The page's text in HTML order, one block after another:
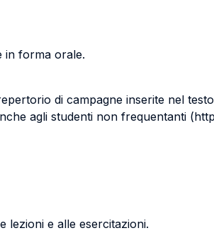
in forma orale.
di campagne inserite nel
agli studenti non frequentanti
lezioni e alle esercitazioni.